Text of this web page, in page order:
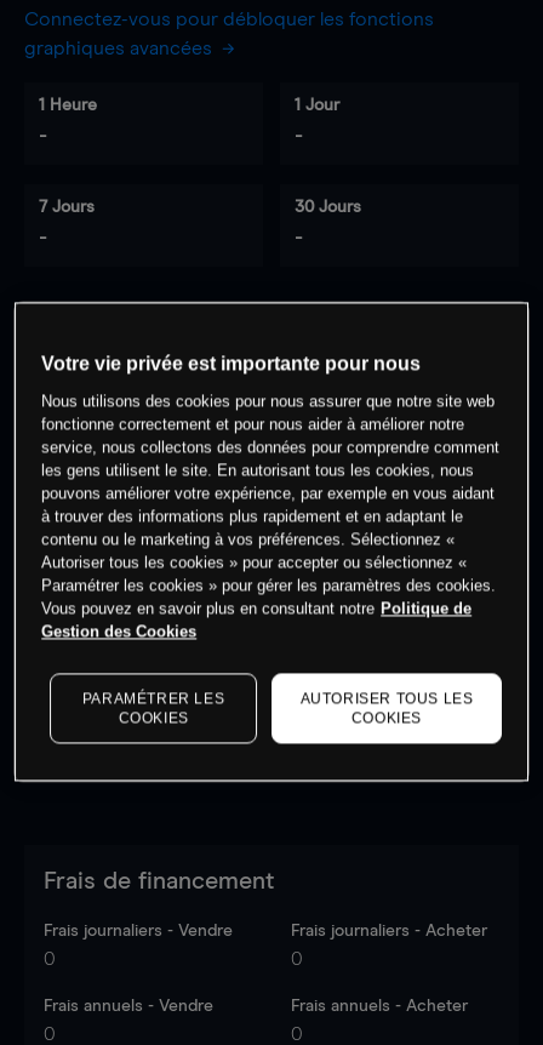
Connectez-vous pour débloquer les fonctions
graphiques avancées
1 Heure
-
1 Jour
-
7 Jours
-
30 Jours
-
cet actif
Commencez à trader
Les prix sont indicatifs.Connectez-vous pour voir les
dernières données du marché.
Frais de financement
Frais journaliers - Vendre
0
Frais journaliers - Acheter
0
Frais annuels - Vendre
0
Frais annuels - Acheter
0
Votre vie privée est importante pour nous
Nous utilisons des cookies pour nous assurer que notre site web
fonctionne correctement et pour nous aider à améliorer notre
service, nous collectons des données pour comprendre comment
les gens utilisent le site. En autorisant tous les cookies, nous
pouvons améliorer votre expérience, par exemple en vous aidant
à trouver des informations plus rapidement et en adaptant le
contenu ou le marketing à vos préférences. Sélectionnez «
Autoriser tous les cookies » pour accepter ou sélectionnez «
Paramétrer les cookies » pour gérer les paramètres des cookies.
Vous pouvez en savoir plus en consultant notre Politique de
Gestion des Cookies
PARAMÉTRER LES
COOKIES
AUTORISER TOUS LES
COOKIES